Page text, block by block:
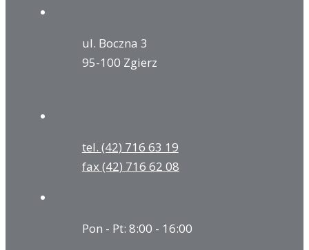
ul. Boczna 3
95-100 Zgierz
tel. (42) 716 63 19
fax (42) 716 62 08
Pon - Pt: 8:00 - 16:00